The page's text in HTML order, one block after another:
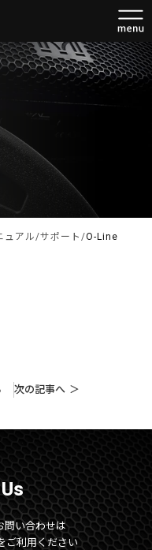
ュアル/サポート /O-Line
次の記事へ
問い合わせは
ご利用ください